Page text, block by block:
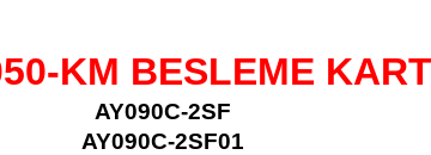
KM BESLEME
AY090C-2SF
AY090C-2SF01